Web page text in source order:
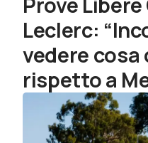
Leclerc:
vedere cosa
rispetto a